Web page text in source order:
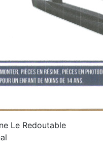
Le Redoutable